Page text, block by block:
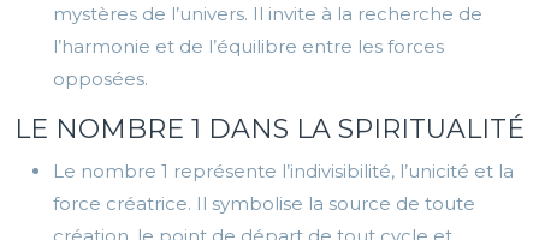
mystères de l’univers. Il invite à la recherche de
l’harmonie et de l’équilibre entre les forces
opposées.
LE NOMBRE 1 DANS LA SPIRITUALITÉ
Le nombre 1 représente l’indivisibilité, l’unicité et la
force créatrice. Il symbolise la source de toute